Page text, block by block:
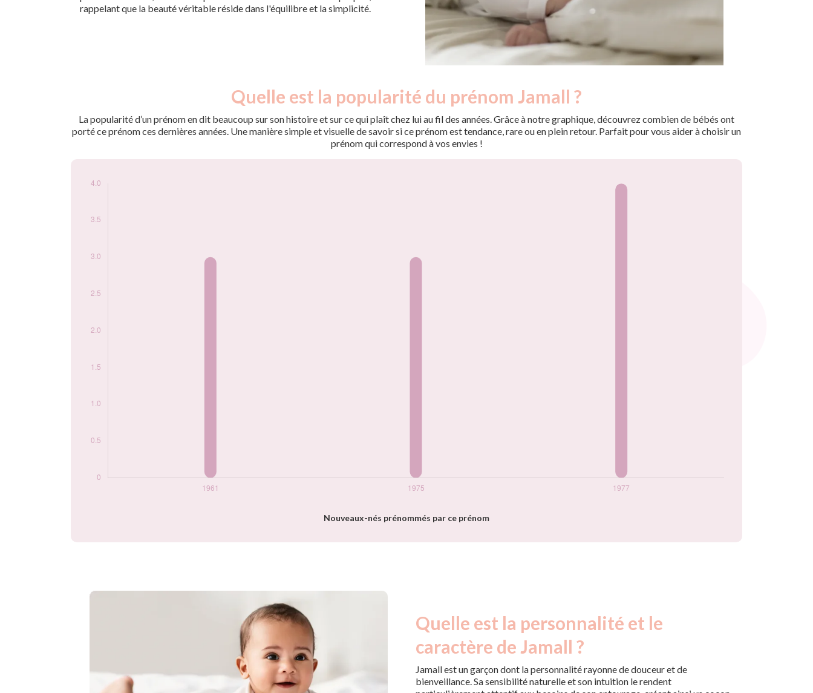
rappelant que la beauté véritable réside dans l'équilibre et la simplicité.
Quelle est la popularité du prénom Jamall ?
La popularité d’un prénom en dit beaucoup sur son histoire et sur ce qui plaît chez lui au fil des années. Grâce à notre graphique, découvrez combien de bébés ont
porté ce prénom ces dernières années. Une manière simple et visuelle de savoir si ce prénom est tendance, rare ou en plein retour. Parfait pour vous aider à choisir un
prénom qui correspond à vos envies !
Nouveaux-nés prénommés par ce prénom
année
1961
3
1975
3
Quelle est la personnalité et le
caractère de Jamall ?
Jamall est un garçon dont la personnalité rayonne de douceur et de
bienveillance. Sa sensibilité naturelle et son intuition le rendent